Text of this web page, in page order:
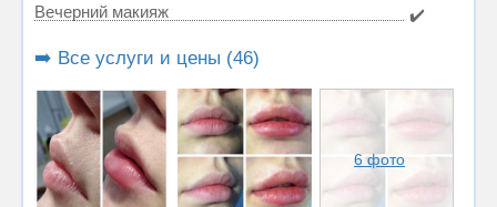
Вечерний макияж ✔️
➡️ Все услуги и цены (46)
6 фото